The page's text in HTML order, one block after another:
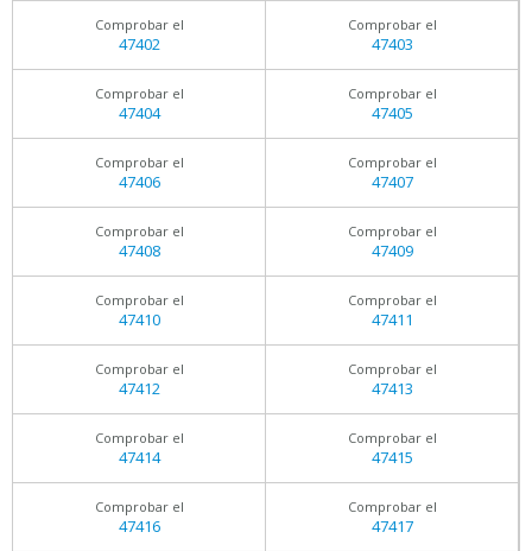
Comprobar el
47402
Comprobar el
47403
Comprobar el
47404
Comprobar el
47405
Comprobar el
47406
Comprobar el
47407
Comprobar el
47408
Comprobar el
47409
Comprobar el
47410
Comprobar el
47411
Comprobar el
47412
Comprobar el
47413
Comprobar el
47414
Comprobar el
47415
Comprobar el
47416
Comprobar el
47417